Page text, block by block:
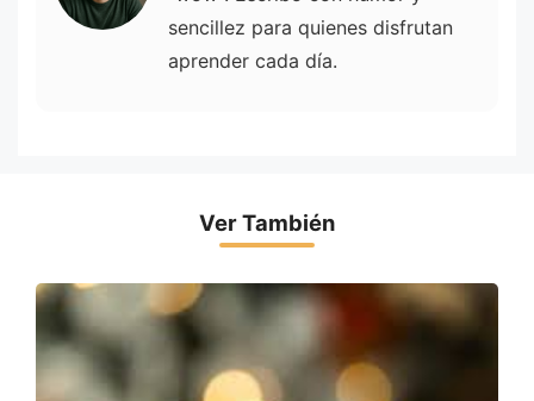
sencillez para quienes disfrutan
aprender cada día.
Ver También